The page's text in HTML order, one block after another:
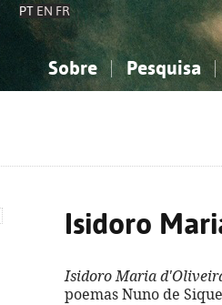
PT EN FR
Sobre Pesquisa
Isidoro
Isidoro Maria
poemas Nuno de